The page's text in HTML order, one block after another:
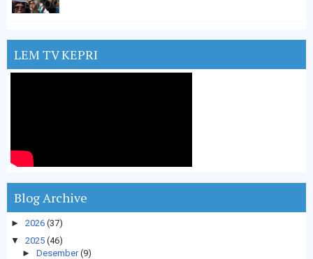
LEM TV KEPRI
Blog Archive
► 2026 (37)
▼
2025 (46)
► Desember (9)